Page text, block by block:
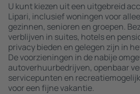
U kunt kiezen uit een uitgebreid
Lipari, inclusief woningen voor
gezinnen, senioren en groepen.
verblijven in suites, hotels en
privacy bieden en gelegen zijn in
De voorzieningen in de nabije
autoverhuurbedrijven, openbaar
servicepunten en
voor een fijne vakantie.